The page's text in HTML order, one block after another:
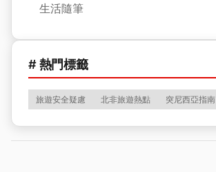
生活隨筆
# 熱門標籤
旅遊安全疑慮 北非旅遊熱點 突尼西亞指南